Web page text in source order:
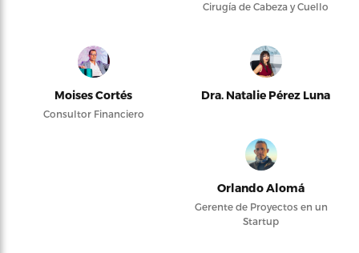
Cirugía de Cabeza y Cuello
Moises Cortés
Consultor Financiero
Dra. Natalie Pérez Luna
Orlando Alomá
Gerente de Proyectos en un
Startup